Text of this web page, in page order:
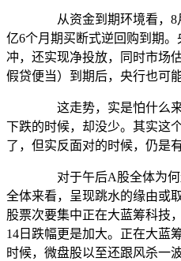
从资金到期环境看，8
亿6个月期买断式逆回购到期
冲，还实现净投放，同时市场
假贷便当）到期后，央行也可
这走势，实是怕什么来
下跌的时候，却没少。其实这
了，但实反面对的时候，仍是
对于午后A股全体为何
全体来看，呈现跳水的缘由或
股票次要集中正在大蓝筹科技
14日跌幅更是加大。正在大蓝
时候，微盘股以至还跟风杀一